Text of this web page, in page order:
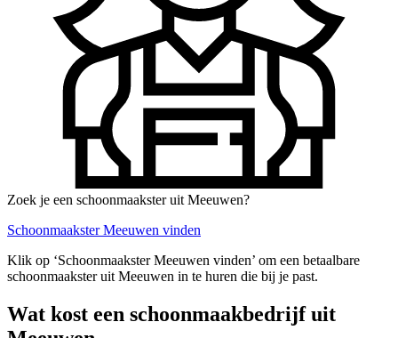
Zoek je een schoonmaakster uit Meeuwen?
Schoonmaakster Meeuwen vinden
Klik op ‘Schoonmaakster Meeuwen vinden’ om een betaalbare
schoonmaakster uit Meeuwen in te huren die bij je past.
Wat kost een schoonmaakbedrijf uit